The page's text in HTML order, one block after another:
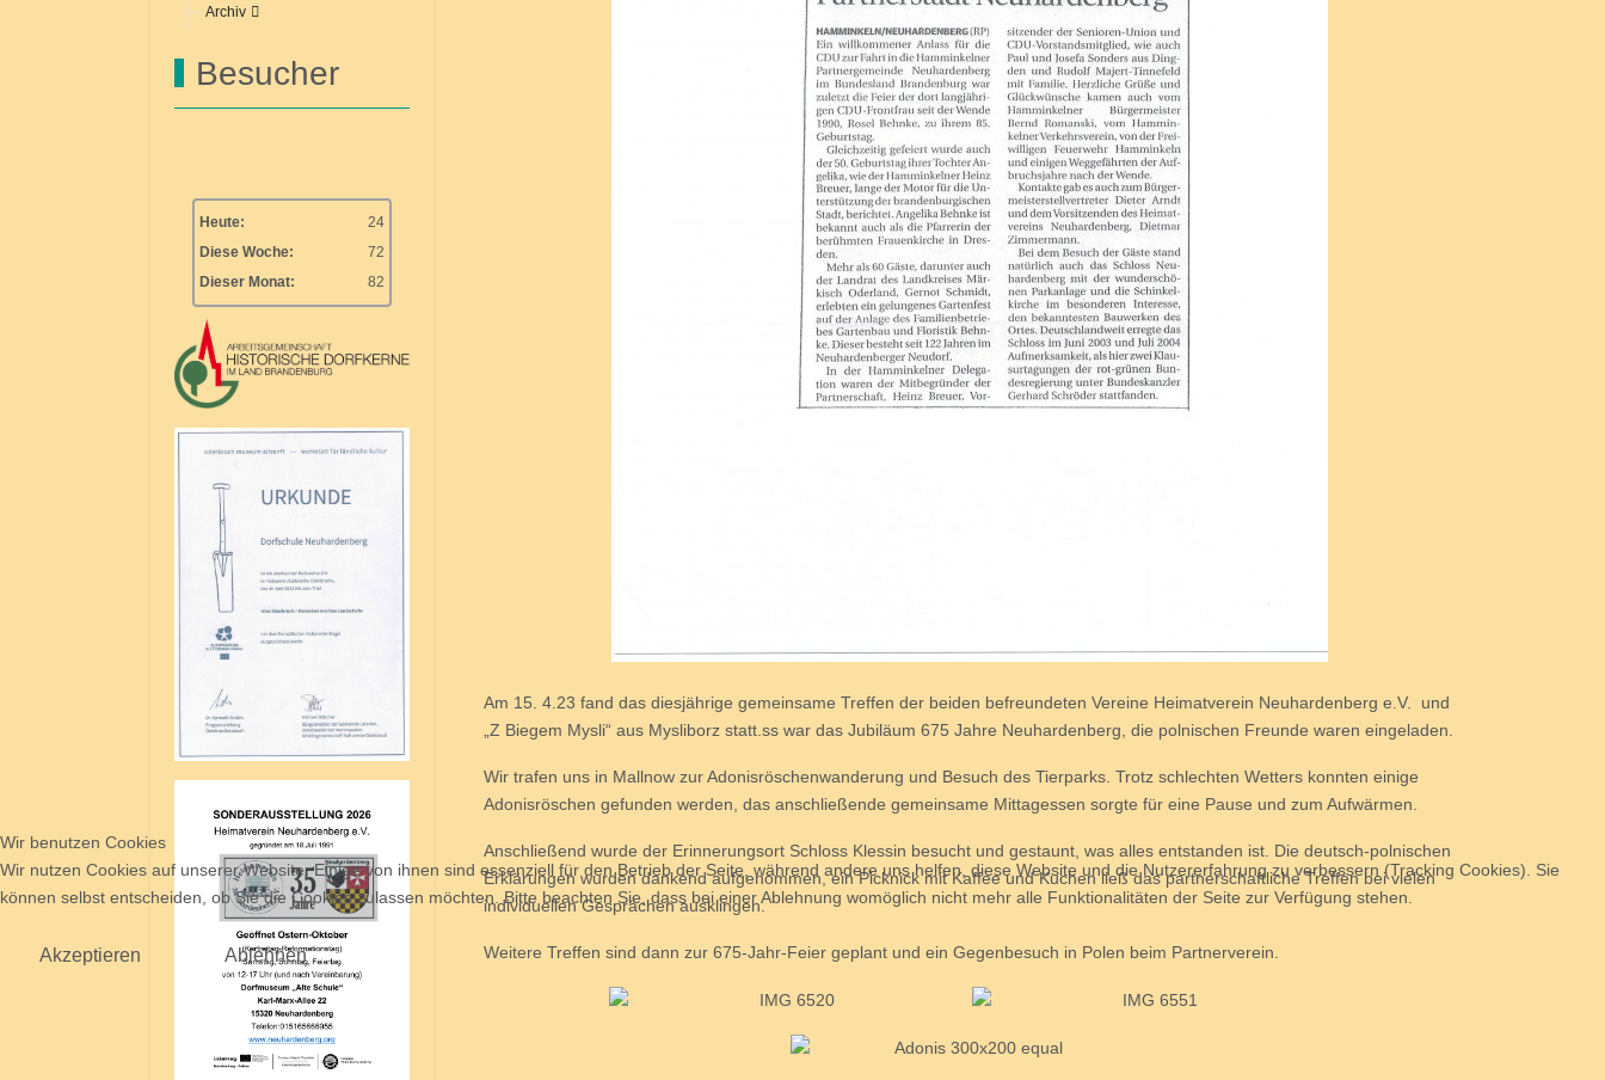
Archiv
Besucher
Heute:
24
Diese Woche:
72
Dieser Monat:
82
Am 15. 4.23 fand das diesjährige gemeinsame Treffen der beiden befreundeten Vereine Heimatverein Neuhardenberg e.V. und
„Z Biegem Mysli“ aus Mysliborz statt.ss war das Jubiläum 675 Jahre Neuhardenberg, die polnischen Freunde waren eingeladen.
Wir trafen uns in Mallnow zur Adonisröschenwanderung und Besuch des Tierparks. Trotz schlechten Wetters konnten einige
Adonisröschen gefunden werden, das anschließende gemeinsame Mittagessen sorgte für eine Pause und zum Aufwärmen.
Anschließend wurde der Erinnerungsort Schloss Klessin besucht und gestaunt, was alles entstanden ist. Die deutsch-polnischen
Erklärungen wurden dankend aufgenommen, ein Picknick mit Kaffee und Kuchen ließ das partnerschaftliche Treffen bei vielen
individuellen Gesprächen ausklingen.
Weitere Treffen sind dann zur 675-Jahr-Feier geplant und ein Gegenbesuch in Polen beim Partnerverein.
Wir benutzen Cookies
Wir nutzen Cookies auf unserer Website. Einige von ihnen sind essenziell für den Betrieb der Seite, während andere uns helfen, diese Website und die Nutzererfahrung zu verbessern (Tracking Cookies). Sie
können selbst entscheiden, ob Sie die Cookies zulassen möchten. Bitte beachten Sie, dass bei einer Ablehnung womöglich nicht mehr alle Funktionalitäten der Seite zur Verfügung stehen.
Akzeptieren Ablehnen